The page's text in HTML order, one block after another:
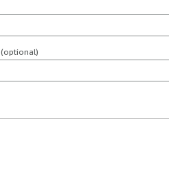
(optional)